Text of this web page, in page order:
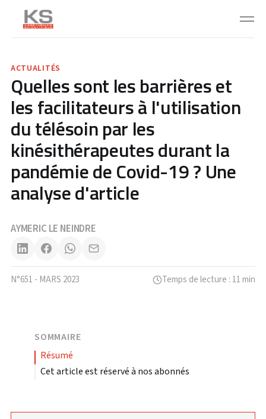
ACTUALITÉS
Quelles sont les barrières et
les facilitateurs à l'utilisation
du télésoin par les
kinésithérapeutes durant la
pandémie de Covid-19 ? Une
analyse d'article
AYMERIC LE NEINDRE
N°651 - MARS 2023 Temps de lecture : 11 min
SOMMAIRE
résumé
Cet article est réservé à nos abonnés